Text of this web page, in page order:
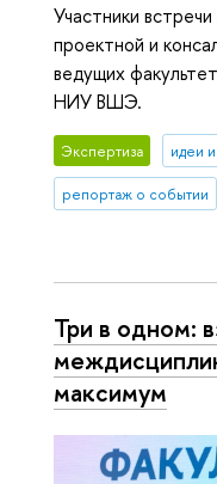
Участники
проектной и
ведущих
НИУ ВШЭ.
Экспертиза идеи
репортаж о событии
Три в одном:
максимум